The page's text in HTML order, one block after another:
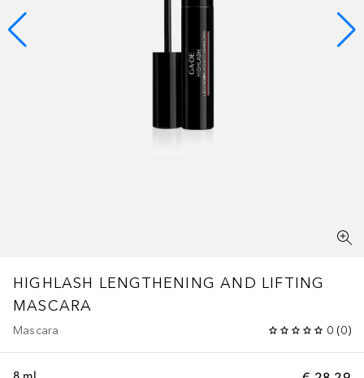
HIGHLASH LENGTHENING AND LIFTING
MASCARA
Mascara 0 (0)